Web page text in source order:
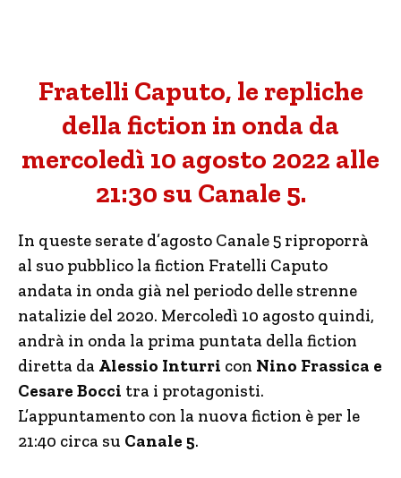
Fratelli Caputo, le repliche
della fiction in onda da
mercoledì 10 agosto 2022 alle
21:30 su Canale 5.
In queste serate d’agosto Canale 5 riproporrà
al suo pubblico la fiction Fratelli Caputo
andata in onda già nel periodo delle strenne
natalizie del 2020. Mercoledì 10 agosto quindi,
andrà in onda la prima puntata della fiction
diretta da Alessio Inturri con Nino Frassica e
Cesare Bocci tra i protagonisti.
L’appuntamento con la nuova fiction è per le
21:40 circa su Canale 5.